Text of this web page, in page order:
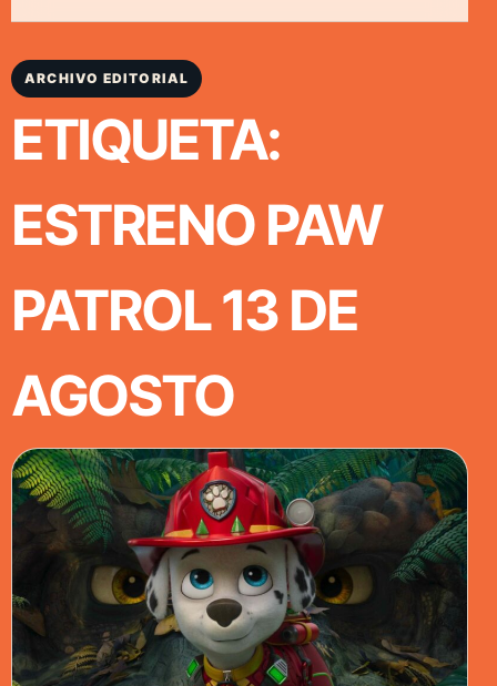
ARCHIVO EDITORIAL
ETIQUETA:
ESTRENO PAW
PATROL 13 DE
AGOSTO